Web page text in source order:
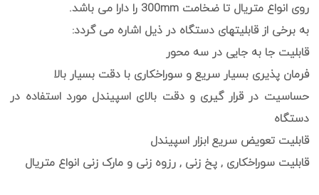
روی انواع متریال تا ضخامت 300mm را دارا می باشد.
به برخی از قابلیتهای دستگاه در ذیل اشاره می گردد:
قابلیت جا به جایی در سه محور
فرمان پذیری بسیار سریع و سوراخکاری با دقت بسیار بالا
حساسیت در قرار گیری و دقت بالای اسپیندل مورد استفاده در
دستگاه
قابلیت تعویض سریع ابزار اسپیندل
قابلیت سوراخکاری , پخ زنی , رزوه زنی و مارک زنی انواع متریال